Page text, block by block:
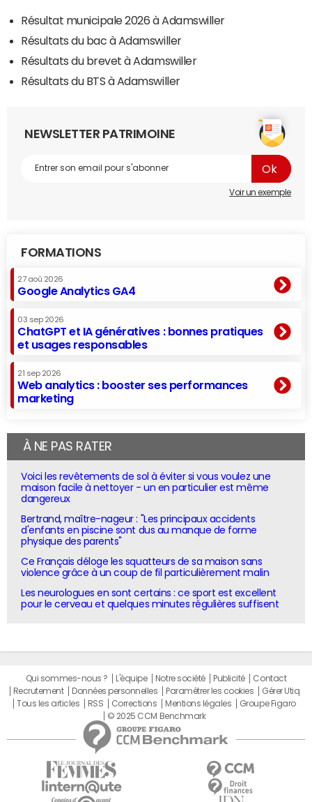
Résultat municipale 2026 à Adamswiller
Résultats du bac à Adamswiller
Résultats du brevet à Adamswiller
Résultats du BTS à Adamswiller
NEWSLETTER PATRIMOINE
Voir un exemple
FORMATIONS
27 aoû 2026
Google Analytics GA4
03 sep 2026
ChatGPT et IA génératives : bonnes pratiques
et usages responsables
21 sep 2026
Web analytics : booster ses performances
marketing
À NE PAS RATER
Voici les revêtements de sol à éviter si vous voulez une
maison facile à nettoyer - un en particulier est même
dangereux
Bertrand, maître-nageur : "Les principaux accidents
d'enfants en piscine sont dus au manque de forme
physique des parents"
Ce Français déloge les squatteurs de sa maison sans
violence grâce à un coup de fil particulièrement malin
Les neurologues en sont certains : ce sport est excellent
pour le cerveau et quelques minutes régulières suffisent
Qui sommes-nous ? L'équipe Notre société Publicité
Contact
Recrutement
Données personnelles Paramétrer les cookies
Gérer Utiq
Tous les articles
RSS Corrections Mentions légales
Groupe Figaro
© 2025 CCM Benchmark